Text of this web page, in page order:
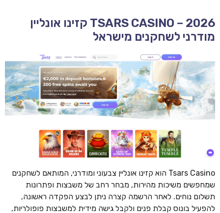
TSARS CASINO – 2026 קזינו אונליין
מודרני לשחקנים מישראל
Tsars Casino הוא קזינו אונליין צבעוני ומודרני, המותאם לשחקנים
שמחפשים משיכות מהירות, מבחר רחב של משבצות ופתרונות
תשלום נוחים. לאחר הרשמה קצרה ניתן לבצע הפקדה ראשונה,
להפעיל בונוס קבלת פנים ולקבל גישה מידית למשבצות פופולריות,